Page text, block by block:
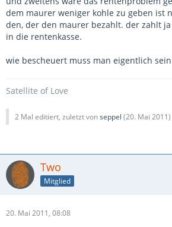
dem maurer weniger kohle zu geben ist
den, der den maurer bezahlt. der zahlt
in die rentenkasse.
wie bescheuert muss man eigentlich
Satellite of Love
2 Mal editiert, zuletzt vonseppel (20. Mai 2011)
Two
Mitglied
20. Mai 2011, 08:08